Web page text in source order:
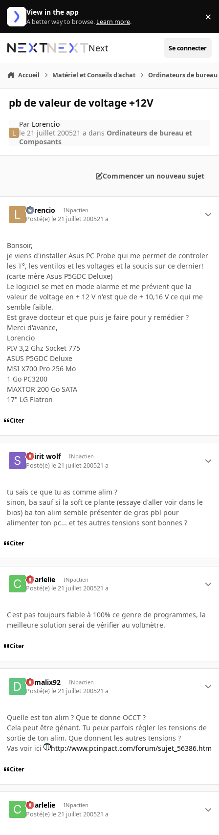
Aller au contenu
View in the app
A better way to browse. Learn more. ×
Next Se connecter
Accueil Matériel et Conseils d'achat Ordinateurs de bureau
pb de valeur de voltage +12V
Par Lorencio
le 21 juillet 200521 a dans Ordinateurs de bureau et
Composants
Commencer un nouveau sujet
Lorencio INpactien
Posté(e) le 21 juillet 200521 a
Bonsoir,
je viens d'installer Asus PC Probe qui me permet de controler
les T°, les ventilos et les voltages et la soucis sur ce dernier!
(carte mère Asus P5GDC Deluxe)
Le logiciel se met en mode alarme et me prévient que la
valeur de voltage en + 12 V n'est que de + 10,16 V ce qui me
semble faible.
Est grave docteur et que puis je faire pour y remédier ?
Merci d'avance,
Lorencio
PIV 3,2 Ghz Socket 775
ASUS P5GDC Deluxe
MSI X700 Pro 256 Mo
1 Go PC3200
MAXTOR 200 Go SATA
17" LG Flatron
Citer
Spirit wolf INpactien
Posté(e) le 21 juillet 200521 a
tu sais ce que tu as comme alim ?
sinon, ba sauf si la soft ce plante (essaye d'aller voir dans le
bios) ba ton alim semble présenter de gros pbl pour
alimenter ton pc... et tes autres tensions sont bonnes ?
Citer
Charlelie INpactien
Posté(e) le 21 juillet 200521 a
C'est pas toujours fiable à 100% ce genre de programmes, la
meilleure solution serai de vérifier au voltmètre.
Citer
damalix92 INpactien
Posté(e) le 21 juillet 200521 a
Quelle est ton alim ? Que te donne OCCT ?
Cela peut être génant. Tu peux parfois régler les tensions de
sortie de ton alim. Que donnent les autres tensions ?
Vas voir ici
http://www.pcinpact.com/forum/sujet_56386.htm
Citer
Charlelie INpactien
Posté(e) le 21 juillet 200521 a